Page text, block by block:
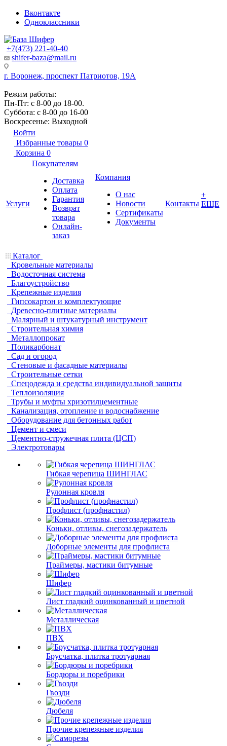
Вконтакте
Одноклассники
+7(473) 221-40-40
shifer-baza@mail.ru
г. Воронеж, проспект Патриотов, 19А
Режим работы:
Пн-Пт: с 8-00 до 18-00.
Суббота: с 8-00 до 16-00
Воскресенье: Выходной
Войти
Избранные товары 0
Корзина 0
Услуги
Покупателям
Доставка
Оплата
Гарантия
Возврат
товара
Онлайн-
заказ
Компания
О нас
Новости
Сертификаты
Документы
Контакты
+
ЕЩЕ
Каталог
Кровельные материалы
Водосточная система
Благоустройство
Крепежные изделия
Гипсокартон и комплектующие
Древесно-плитные материалы
Малярный и штукатурный инструмент
Строительная химия
Металлопрокат
Поликарбонат
Сад и огород
Стеновые и фасадные материалы
Строительные сетки
Спецодежда и средства индивидуальной защиты
Теплоизоляция
Трубы и муфты хризотилцементные
Канализация, отопление и водоснабжение
Оборудование для бетонных работ
Цемент и смеси
Цементно-стружечная плита (ЦСП)
Электротовары
Гибкая черепица ШИНГЛАС
Рулонная кровля
Профлист (профнастил)
Коньки, отливы, снегозадержатель
Доборные элементы для профлиста
Праймеры, мастики битумные
Шифер
Лист гладкий оцинкованный и цветной
Металлическая
ПВХ
Брусчатка, плитка тротуарная
Бордюры и поребрики
Гвозди
Дюбеля
Прочие крепежные изделия